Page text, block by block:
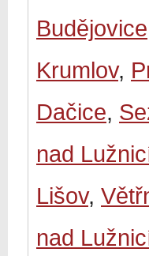
Budějovice
Krumlov,
Dačice,
nad
Lišov,
nad